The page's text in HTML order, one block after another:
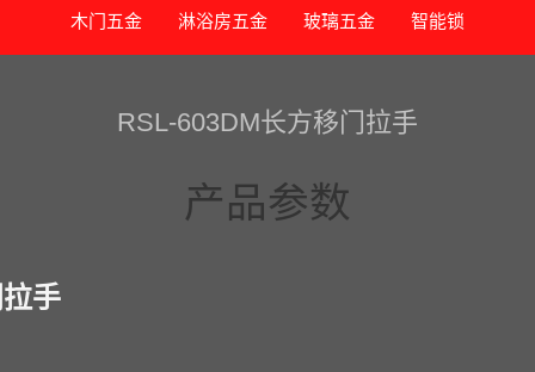
木门五金 淋浴房五金 玻璃五金 智能锁
RSL-603DM长方移门拉手
产品参数
手